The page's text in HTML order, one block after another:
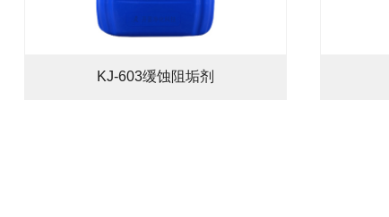
KJ-603缓蚀阻垢剂